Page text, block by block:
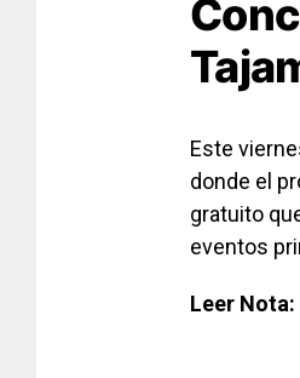
Este
donde el
gratuito
eventos
Leer Nota: